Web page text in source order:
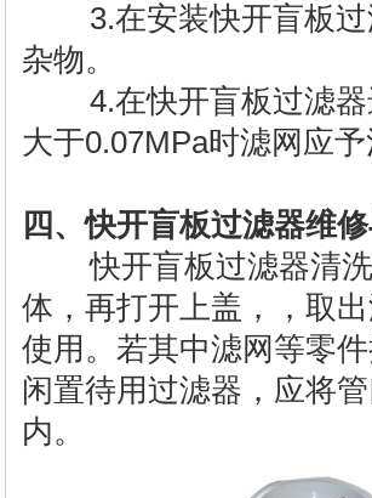
3.在安装快开盲板过
杂物。
4.在快开盲板过滤器
大于0.07MPa时滤网应予
四、快开盲板过滤器维
快开盲板过滤器清洗
体，再打开上盖，，取
使用。若其中滤网等零
闲置待用过滤器，应将
内。